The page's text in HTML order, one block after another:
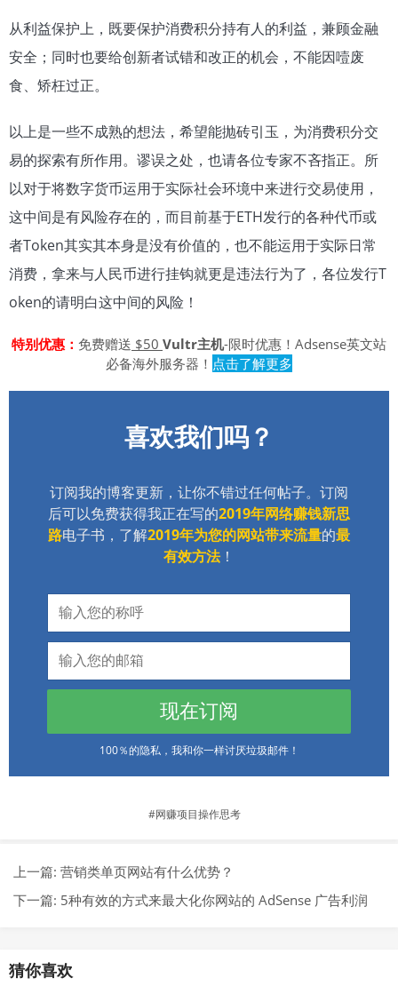
从利益保护上，既要保护消费积分持有人的利益，兼顾金融
安全；同时也要给创新者试错和改正的机会，不能因噎废
食、矫枉过正。
以上是一些不成熟的想法，希望能抛砖引玉，为消费积分交
易的探索有所作用。谬误之处，也请各位专家不吝指正。所
以对于将数字货币运用于实际社会环境中来进行交易使用，
这中间是有风险存在的，而目前基于ETH发行的各种代币或
者Token其实其本身是没有价值的，也不能运用于实际日常
消费，拿来与人民币进行挂钩就更是违法行为了，各位发行T
oken的请明白这中间的风险！
特别优惠： 免费赠送 $50 Vultr主机-限时优惠！Adsense英文站
必备海外服务器！ 点击了解更多
喜欢我们吗？
订阅我的博客更新，让你不错过任何帖子。订阅
后可以免费获得我正在写的2019年网络赚钱新思
路电子书，了解2019年为您的网站带来流量的最
有效方法！
现在订阅
100％的隐私，我和你一样讨厌垃圾邮件！
网赚项目操作思考
上一篇: 营销类单页网站有什么优势？
下一篇: 5种有效的方式来最大化你网站的 AdSense 广告利润
猜你喜欢